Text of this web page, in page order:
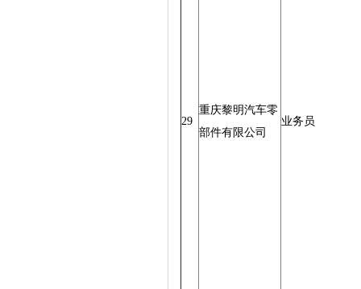
29
重庆黎明汽车零
部件有限公司
业务员